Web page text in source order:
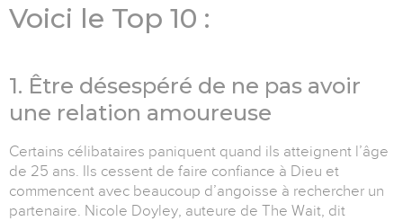
Voici le Top 10 :
1. Être désespéré de ne pas avoir
une relation amoureuse
Certains célibataires paniquent quand ils atteignent l’âge
de 25 ans. Ils cessent de faire confiance à Dieu et
commencent avec beaucoup d’angoisse à rechercher un
partenaire. Nicole Doyley, auteure de The Wait, dit